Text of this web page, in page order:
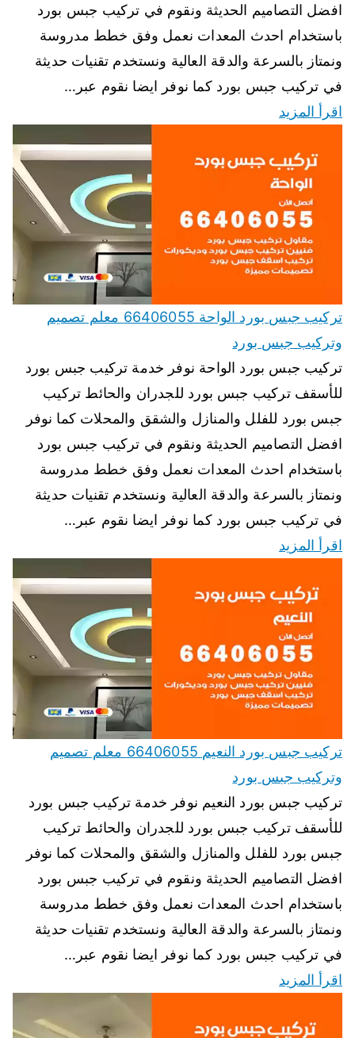
افضل التصاميم الحديثة ونقوم في تركيب جبس بورد
باستخدام احدث المعدات نعمل وفق خطط مدروسة
ونمتاز بالسرعة والدقة العالية ونستخدم تقنيات حديثة
في تركيب جبس بورد كما نوفر ايضا نقوم عبر…
اقرأ المزيد
تركيب جبس بورد الواحة 66406055 معلم تصميم
وتركيب جبس بورد
تركيب جبس بورد الواحة نوفر خدمة تركيب جبس بورد
للأسقف تركيب جبس بورد للجدران والحائط تركيب
جبس بورد للفلل والمنازل والشقق والمحلات كما نوفر
افضل التصاميم الحديثة ونقوم في تركيب جبس بورد
باستخدام احدث المعدات نعمل وفق خطط مدروسة
ونمتاز بالسرعة والدقة العالية ونستخدم تقنيات حديثة
في تركيب جبس بورد كما نوفر ايضا نقوم عبر…
اقرأ المزيد
تركيب جبس بورد النعيم 66406055 معلم تصميم
وتركيب جبس بورد
تركيب جبس بورد النعيم نوفر خدمة تركيب جبس بورد
للأسقف تركيب جبس بورد للجدران والحائط تركيب
جبس بورد للفلل والمنازل والشقق والمحلات كما نوفر
افضل التصاميم الحديثة ونقوم في تركيب جبس بورد
باستخدام احدث المعدات نعمل وفق خطط مدروسة
ونمتاز بالسرعة والدقة العالية ونستخدم تقنيات حديثة
في تركيب جبس بورد كما نوفر ايضا نقوم عبر…
اقرأ المزيد